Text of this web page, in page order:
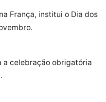
França, institui o Dia dos
a celebração obrigatória